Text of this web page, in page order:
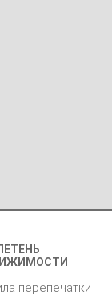
перепечатки